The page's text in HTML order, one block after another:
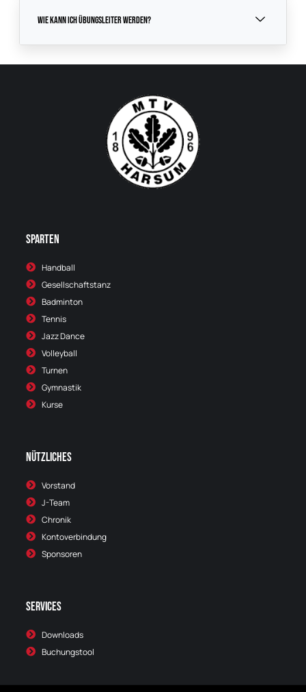
Wie kann ich Übungsleiter werden?
Sparten
Handball
Gesellschaftstanz
Badminton
Tennis
Jazz Dance
Volleyball
Turnen
Gymnastik
Kurse
Nützliches
Vorstand
J-Team
Chronik
Kontoverbindung
Sponsoren
Services
Downloads
Buchungstool